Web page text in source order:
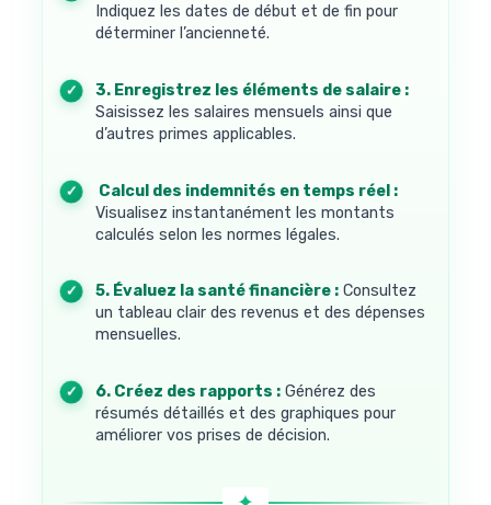
Indiquez les dates de début et de fin pour
déterminer l’ancienneté.
3. Enregistrez les éléments de salaire :
Saisissez les salaires mensuels ainsi que
d’autres primes applicables.
4. Calcul des indemnités en temps réel :
Visualisez instantanément les montants
calculés selon les normes légales.
5. Évaluez la santé financière : Consultez
un tableau clair des revenus et des dépenses
mensuelles.
6. Créez des rapports : Générez des
résumés détaillés et des graphiques pour
améliorer vos prises de décision.